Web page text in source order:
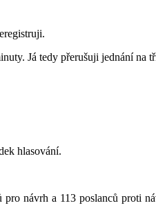
Já tedy přerušuji jednání na
hlasování.
návrh a 113 poslanců proti